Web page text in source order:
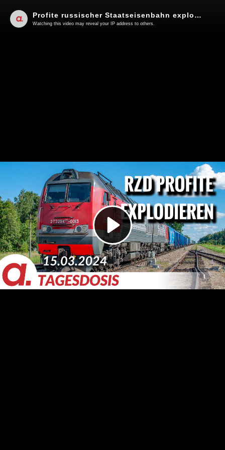
Play
Video
Profite russischer Staatseisenbahn explodieren dank westlicher Nachfrage | Von Rainer Rupp
Watching this video may reveal your IP address to others.